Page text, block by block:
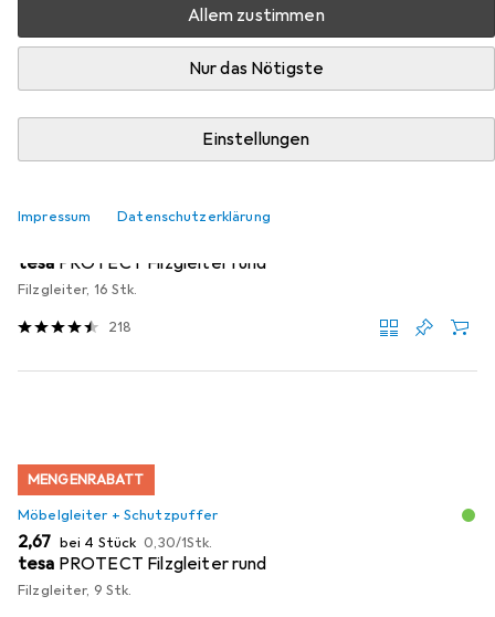
Allem zustimmen
Nur das Nötigste
Einstellungen
Impressum Datenschutzerklärung
Relevanz
Produktliste
Möbelgleiter + Schutzpuffer
tesa PROTECT Filzgleiter rund
Filzgleiter, 16 Stk.
218
MENGENRABATT
Möbelgleiter + Schutzpuffer
EUR
2,67 bei 4 Stück EUR
0,30/1Stk.
tesa PROTECT Filzgleiter rund
Filzgleiter, 9 Stk.